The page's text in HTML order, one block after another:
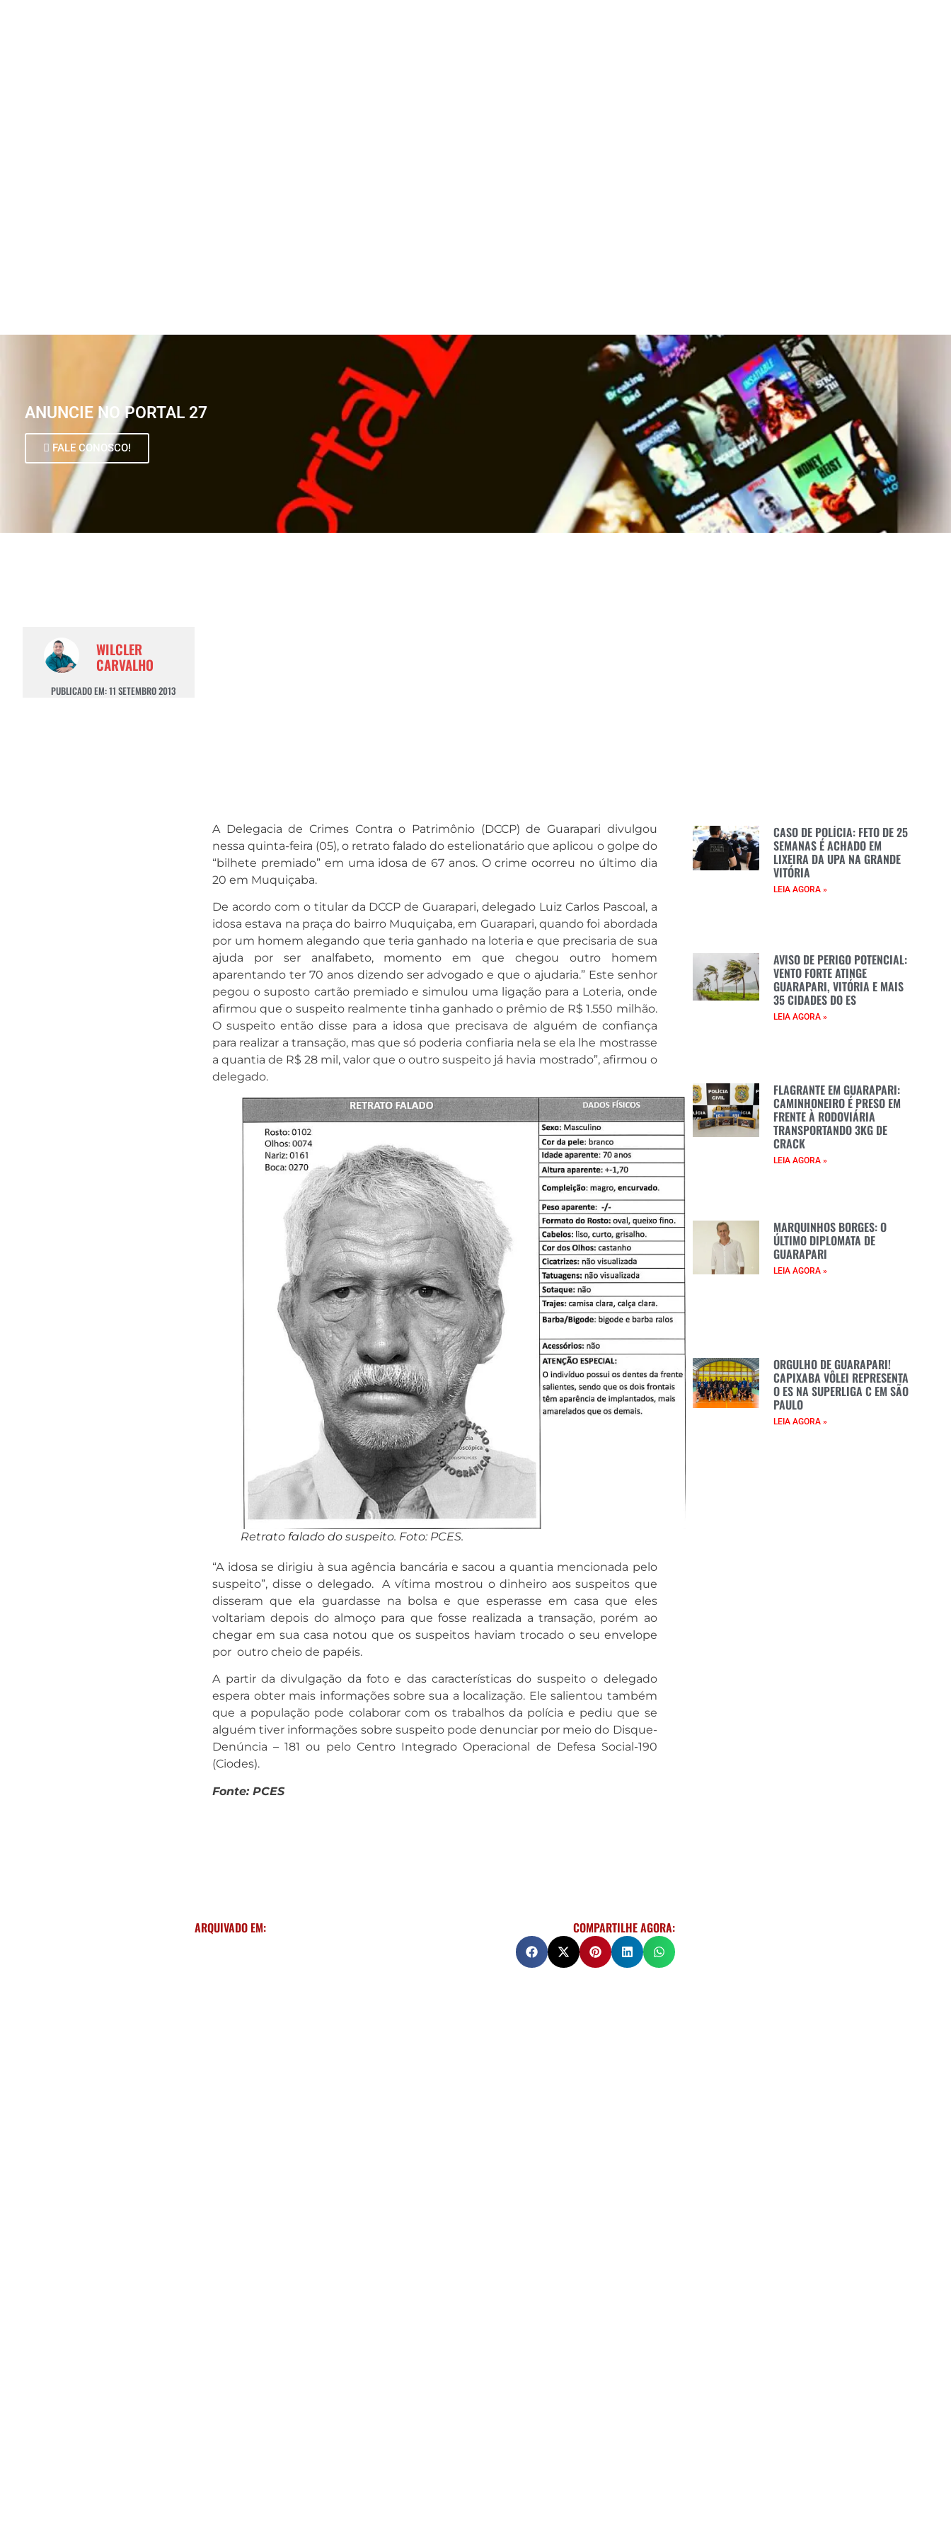
ANUNCIE NO PORTAL 27
FALE CONOSCO!
WILCLER
CARVALHO
PUBLICADO EM:11 SETEMBRO 2013
A Delegacia de Crimes Contra o Patrimônio (DCCP) de Guarapari divulgou
nessa quinta-feira (05), o retrato falado do estelionatário que aplicou o golpe do
“bilhete premiado” em uma idosa de 67 anos. O crime ocorreu no último dia
20 em Muquiçaba.
De acordo com o titular da DCCP de Guarapari, delegado Luiz Carlos Pascoal, a
idosa estava na praça do bairro Muquiçaba, em Guarapari, quando foi abordada
por um homem alegando que teria ganhado na loteria e que precisaria de sua
ajuda por ser analfabeto, momento em que chegou outro homem
aparentando ter 70 anos dizendo ser advogado e que o ajudaria.” Este senhor
pegou o suposto cartão premiado e simulou uma ligação para a Loteria, onde
afirmou que o suspeito realmente tinha ganhado o prêmio de R$ 1.550 milhão.
O suspeito então disse para a idosa que precisava de alguém de confiança
para realizar a transação, mas que só poderia confiaria nela se ela lhe mostrasse
a quantia de R$ 28 mil, valor que o outro suspeito já havia mostrado”, afirmou o
delegado.
Retrato falado do suspeito. Foto: PCES.
“A idosa se dirigiu à sua agência bancária e sacou a quantia mencionada pelo
suspeito”, disse o delegado. A vítima mostrou o dinheiro aos suspeitos que
disseram que ela guardasse na bolsa e que esperasse em casa que eles
voltariam depois do almoço para que fosse realizada a transação, porém ao
chegar em sua casa notou que os suspeitos haviam trocado o seu envelope
por outro cheio de papéis.
A partir da divulgação da foto e das características do suspeito o delegado
espera obter mais informações sobre sua a localização. Ele salientou também
que a população pode colaborar com os trabalhos da polícia e pediu que se
alguém tiver informações sobre suspeito pode denunciar por meio do Disque-
Denúncia – 181 ou pelo Centro Integrado Operacional de Defesa Social-190
(Ciodes).
Fonte: PCES
ARQUIVADO EM: COMPARTILHE AGORA:
CASO DE POLÍCIA: FETO DE 25
SEMANAS É ACHADO EM
LIXEIRA DA UPA NA GRANDE
VITÓRIA
LEIA AGORA »
AVISO DE PERIGO POTENCIAL:
VENTO FORTE ATINGE
GUARAPARI, VITÓRIA E MAIS
35 CIDADES DO ES
LEIA AGORA »
FLAGRANTE EM GUARAPARI:
CAMINHONEIRO É PRESO EM
FRENTE À RODOVIÁRIA
TRANSPORTANDO 3KG DE
CRACK
LEIA AGORA »
MARQUINHOS BORGES: O
ÚLTIMO DIPLOMATA DE
GUARAPARI
LEIA AGORA »
ORGULHO DE GUARAPARI!
CAPIXABA VÔLEI REPRESENTA
O ES NA SUPERLIGA C EM SÃO
PAULO
LEIA AGORA »